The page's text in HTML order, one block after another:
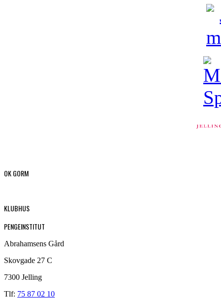
OK GORM
KLUBHUS
PENGEINSTITUT
Abrahamsens Gård
Skovgade 27 C
7300 Jelling
Tlf: 75 87 02 10